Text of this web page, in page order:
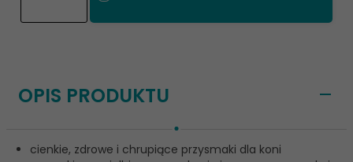
OPIS PRODUKTU
cienkie, zdrowe i chrupiące przysmaki dla koni